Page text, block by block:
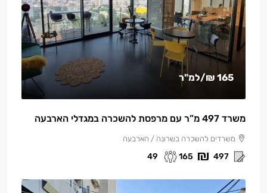
165 ₪ /למ"ר
משרד 497 מ”ר עם מרפסת להשכרה במגדלי הארבעה
משרדים להשכרה בשרונה / הארבעה
497
165
49